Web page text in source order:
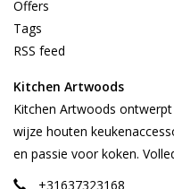
Offers
Tags
RSS feed
Kitchen Artwoods
Kitchen Artwoods
wijze houten
en passie voor koken.
+31637323168